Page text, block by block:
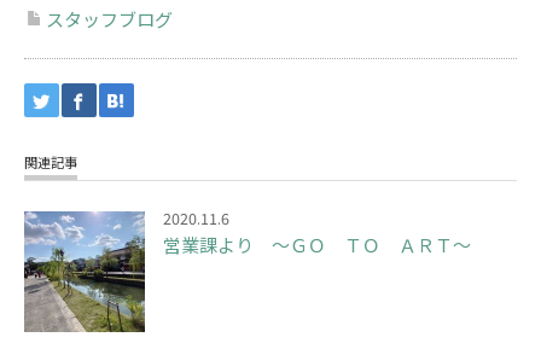
スタッフブログ
関連記事
2020.11.6
営業課より ～ＧＯ ＴＯ ＡＲＴ～